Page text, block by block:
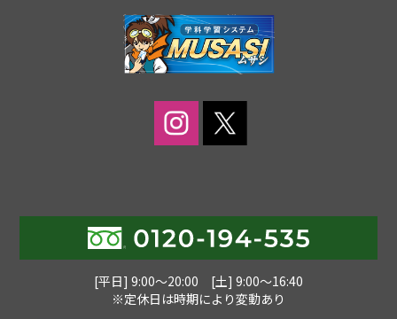
[平日] 9:00〜20:00 [土] 9:00〜16:40
※定休日は時期により変動あり